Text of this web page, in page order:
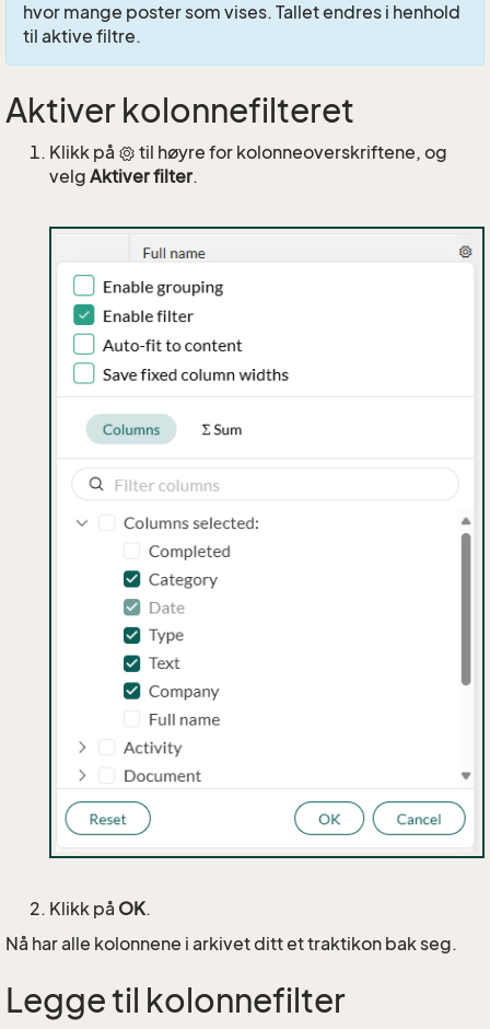
hvor mange poster som vises. Tallet endres i henhold
til aktive filtre.
Aktiver kolonnefilteret
Klikk på
til høyre for kolonneoverskriftene, og
velg Aktiver filter.
Klikk på OK.
Nå har alle kolonnene i arkivet ditt et traktikon bak seg.
Legge til kolonnefilter